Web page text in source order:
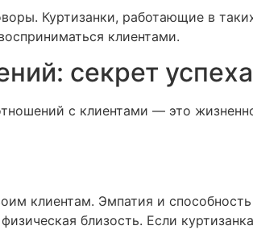
Куртизанки, работающие в
клиентами.
секрет
с клиентами — это
клиентам. Эмпатия и
близость. Если